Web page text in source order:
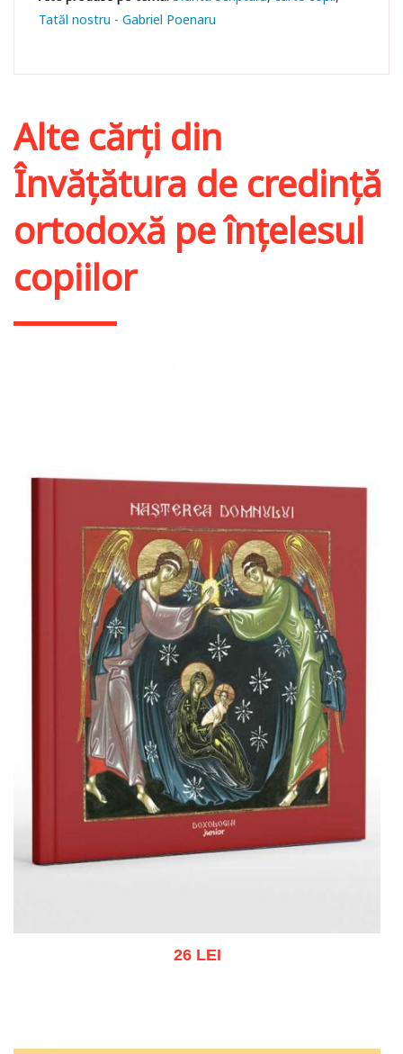
Tatăl nostru - Gabriel Poenaru
Alte cărți din
Învățătura de credință
ortodoxă pe înțelesul
copiilor
26 LEI